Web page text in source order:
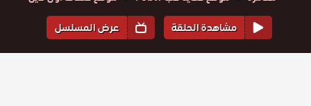
مشاهدة الحلقة
عرض المسلسل